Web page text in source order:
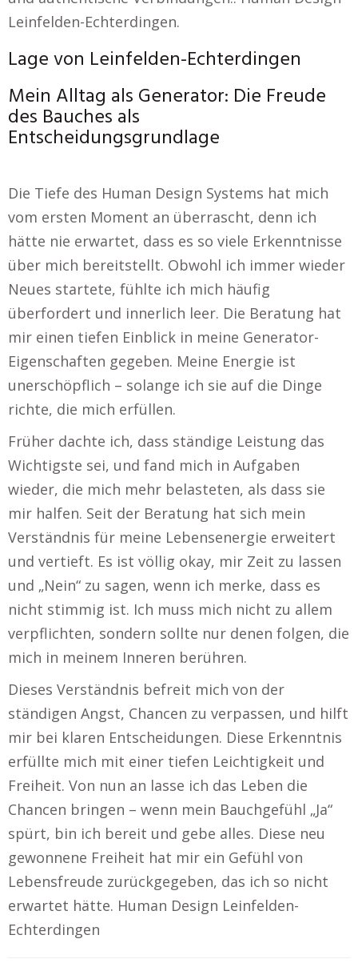
Leinfelden-Echterdingen.
Lage von Leinfelden-Echterdingen
Mein Alltag als Generator: Die Freude
des Bauches als
Entscheidungsgrundlage
Die Tiefe des Human Design Systems hat mich
vom ersten Moment an überrascht, denn ich
hätte nie erwartet, dass es so viele Erkenntnisse
über mich bereitstellt. Obwohl ich immer wieder
Neues startete, fühlte ich mich häufig
überfordert und innerlich leer. Die Beratung hat
mir einen tiefen Einblick in meine Generator-
Eigenschaften gegeben. Meine Energie ist
unerschöpflich – solange ich sie auf die Dinge
richte, die mich erfüllen.
Früher dachte ich, dass ständige Leistung das
Wichtigste sei, und fand mich in Aufgaben
wieder, die mich mehr belasteten, als dass sie
mir halfen. Seit der Beratung hat sich mein
Verständnis für meine Lebensenergie erweitert
und vertieft. Es ist völlig okay, mir Zeit zu lassen
und „Nein“ zu sagen, wenn ich merke, dass es
nicht stimmig ist. Ich muss mich nicht zu allem
verpflichten, sondern sollte nur denen folgen, die
mich in meinem Inneren berühren.
Dieses Verständnis befreit mich von der
ständigen Angst, Chancen zu verpassen, und hilft
mir bei klaren Entscheidungen. Diese Erkenntnis
erfüllte mich mit einer tiefen Leichtigkeit und
Freiheit. Von nun an lasse ich das Leben die
Chancen bringen – wenn mein Bauchgefühl „Ja“
spürt, bin ich bereit und gebe alles. Diese neu
gewonnene Freiheit hat mir ein Gefühl von
Lebensfreude zurückgegeben, das ich so nicht
erwartet hätte. Human Design Leinfelden-
Echterdingen